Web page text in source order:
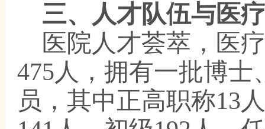
三、人才队伍与医
医院人才荟萃，医
475人，拥有一批博
员，其中正高职称13